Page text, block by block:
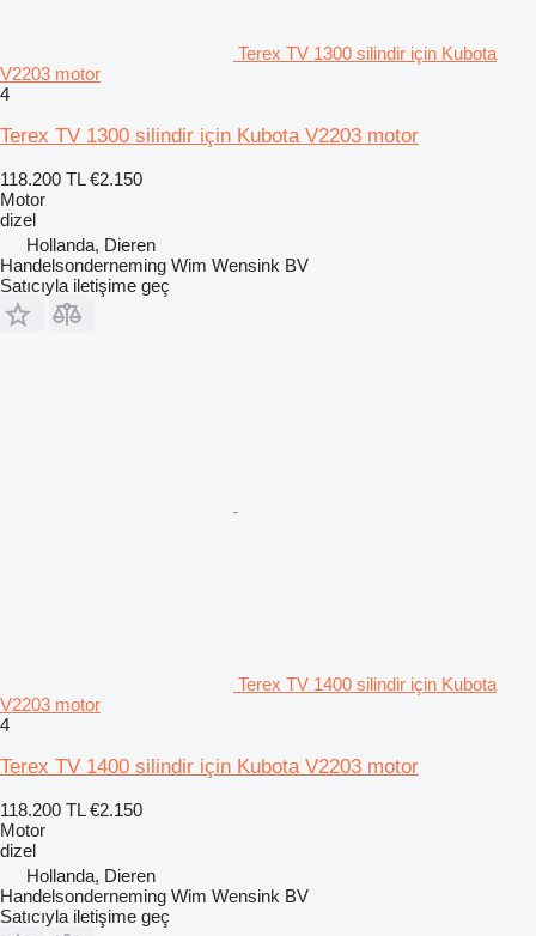
Terex TV 1300 silindir için Kubota
V2203 motor
4
Terex TV 1300 silindir için Kubota V2203 motor
118.200 TL €2.150
Motor
dizel
Hollanda, Dieren
Handelsonderneming Wim Wensink BV
Satıcıyla iletişime geç
Terex TV 1400 silindir için Kubota
V2203 motor
4
Terex TV 1400 silindir için Kubota V2203 motor
118.200 TL €2.150
Motor
dizel
Hollanda, Dieren
Handelsonderneming Wim Wensink BV
Satıcıyla iletişime geç